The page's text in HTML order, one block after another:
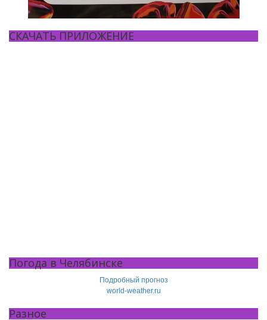
СКАЧАТЬ ПРИЛОЖЕНИЕ
Погода в Челябинске
Подробный прогноз
world-weather.ru
Разное